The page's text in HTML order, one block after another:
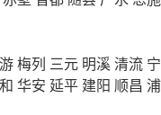
梅列 三元 明溪清流
华安 延平 建阳 顺昌